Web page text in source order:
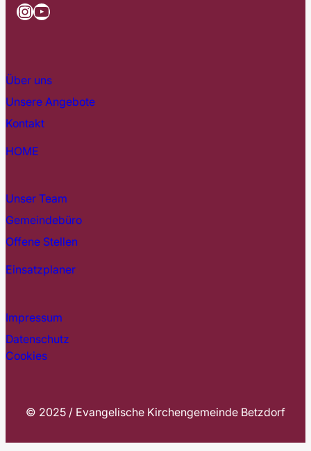
InstagramYouTube
Über uns
Unsere Angebote
Kontakt
HOME
Unser Team
Gemeindebüro
Offene Stellen
Einsatzplaner
Impressum
Datenschutz
Cookies
© 2025 / Evangelische Kirchengemeinde Betzdorf